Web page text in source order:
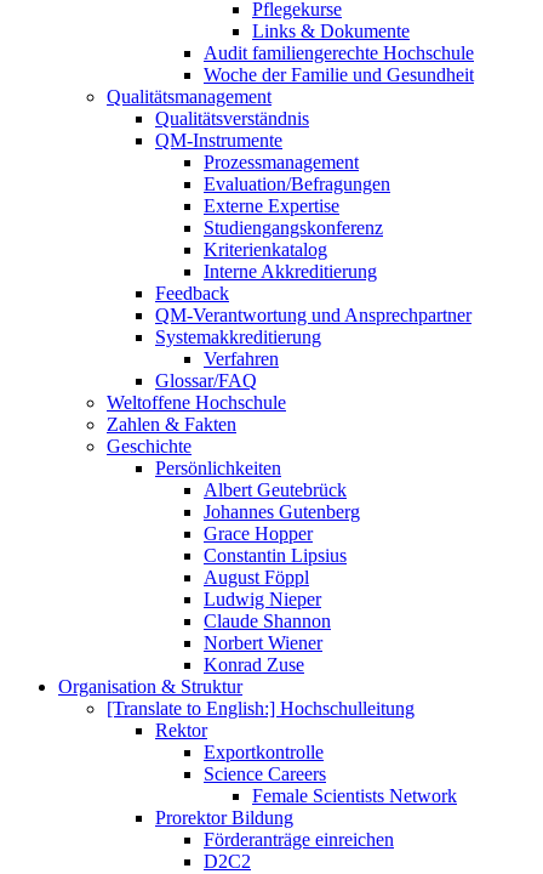
Pflegekurse
Links & Dokumente
Audit familiengerechte Hochschule
Woche der Familie und Gesundheit
Qualitätsmanagement
Qualitätsverständnis
QM-Instrumente
Prozessmanagement
Evaluation/Befragungen
Externe Expertise
Studiengangskonferenz
Kriterienkatalog
Interne Akkreditierung
Feedback
QM-Verantwortung und Ansprechpartner
Systemakkreditierung
Verfahren
Glossar/FAQ
Weltoffene Hochschule
Zahlen & Fakten
Geschichte
Persönlichkeiten
Albert Geutebrück
Johannes Gutenberg
Grace Hopper
Constantin Lipsius
August Föppl
Ludwig Nieper
Claude Shannon
Norbert Wiener
Konrad Zuse
Organisation & Struktur
[Translate to English:] Hochschulleitung
Rektor
Exportkontrolle
Science Careers
Female Scientists Network
Prorektor Bildung
Förderanträge einreichen
D2C2